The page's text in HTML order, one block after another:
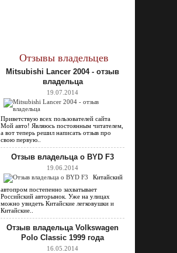
Отзывы владельцев
Mitsubishi Lancer 2004 - отзыв
владельца
19.07.2014
Приветствую всех пользователей сайта
Мой авто! Являюсь постоянным читателем,
а вот теперь решил написать отзыв про
свою первую..
Отзыв владельца о BYD F3
19.06.2014
Китайский
автопром постепенно захватывает
Российский авторынок. Уже на улицах
можно увидеть Китайские легковушки и
Китайские..
Отзыв владельца Volkswagen
Polo Classic 1999 года
16.05.2014